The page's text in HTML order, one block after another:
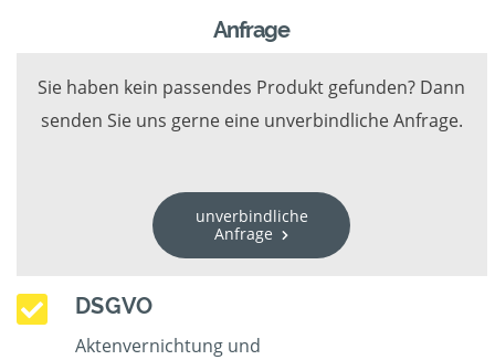
Anfrage
Sie haben kein passendes Produkt gefunden? Dann
senden Sie uns gerne eine unverbindliche Anfrage.
unverbindliche
Anfrage
DSGVO
Aktenvernichtung und